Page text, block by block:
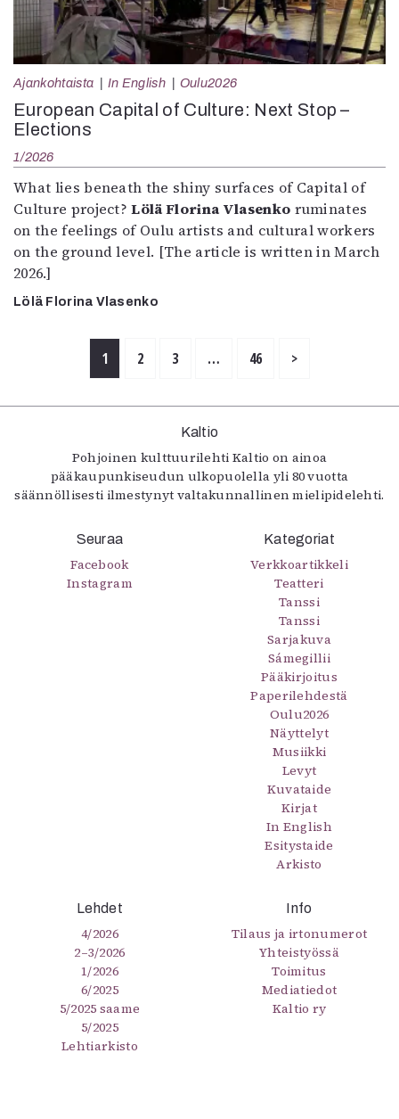
Ajankohtaista In English Oulu2026
European Capital of Culture: Next Stop –
Elections
1/2026
What lies beneath the shiny surfaces of Capital of
Culture project?Lölä Florina Vlasenko ruminates
on the feelings of Oulu artists and cultural workers
on the ground level. [The article is written in March
2026.]
Lölä Florina Vlasenko
1 2 3 … 46 >
Kaltio
Pohjoinen kulttuurilehti Kaltio on ainoa
pääkaupunkiseudun ulkopuolella yli 80 vuotta
säännöllisesti ilmestynyt valtakunnallinen mielipidelehti.
Seuraa
Facebook
Instagram
Kategoriat
Verkkoartikkeli
Teatteri
Tanssi
Tanssi
Sarjakuva
Sámegillii
Pääkirjoitus
Paperilehdestä
Oulu2026
Näyttelyt
Musiikki
Levyt
Kuvataide
Kirjat
In English
Esitystaide
Arkisto
Lehdet
4/2026
2–3/2026
1/2026
6/2025
5/2025 saame
5/2025
Lehtiarkisto
Info
Tilaus ja irtonumerot
Yhteistyössä
Toimitus
Mediatiedot
Kaltio ry